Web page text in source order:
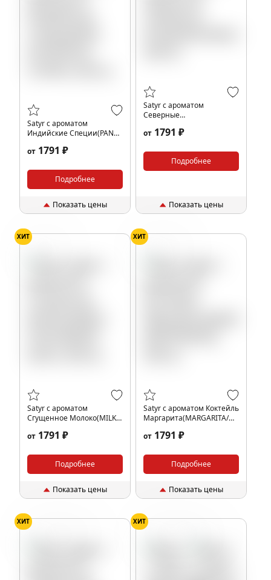
Satyr с ароматом
Индийские Специи(PAN
от 1791 ₽
Подробнее
Показать цены
Satyr с ароматом
Северные
от 1791 ₽
Подробнее
Показать цены
ХИТ
Satyr с ароматом
Сгущенное Молоко(MILK
от 1791 ₽
Подробнее
Показать цены
ХИТ
Satyr с ароматом Коктейль
Маргарита(MARGARITA/
от 1791 ₽
Подробнее
Показать цены
ХИТ
ХИТ